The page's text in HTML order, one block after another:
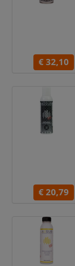
€ 32,10
€ 20,79